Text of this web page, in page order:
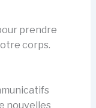
prendre
corps.
nouvelles